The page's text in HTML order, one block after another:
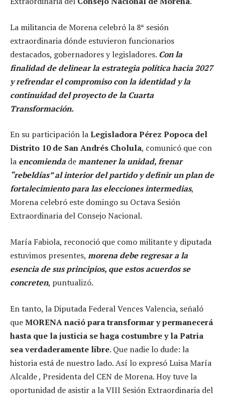
La militancia de Morena celebró la 8ª sesión
extraordinaria dónde estuvieron funcionarios
destacados, gobernadores y legisladores. Con la
finalidad de delinear la estrategia política hacia 2027
y refrendar el compromiso con la identidad y la
continuidad del proyecto de la Cuarta
Transformación.
En su participación laLegisladora Pérez Popoca del
Distrito 10 de San Andrés Cholula, comunicó que con
la encomienda demantener la unidad, frenar
“rebeldías” al interior del partido y definir un plan de
fortalecimiento para las elecciones intermedias,
Morena celebró este domingo su Octava Sesión
Extraordinaria del Consejo Nacional.
María Fabiola, reconoció que como militante y diputada
estuvimos presentes, morena debe regresar a la
esencia de sus principios, que estos acuerdos se
concreten, puntualizó.
En tanto, la Diputada Federal Vences Valencia, señaló
queMORENA nació para transformar y permanecerá
hasta que la justicia se haga costumbre y la Patria
sea verdaderamente libre. Que nadie lo dude: la
historia está de nuestro lado. Así lo expresó Luisa María
Alcalde , Presidenta del CEN de Morena. Hoy tuve la
oportunidad de asistir a la VIII Sesión Extraordinaria del